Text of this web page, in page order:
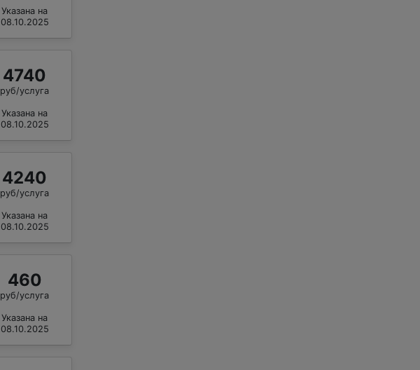
Указана на
08.10.2025
4740
руб/услуга
Указана на
08.10.2025
4240
руб/услуга
Указана на
08.10.2025
460
руб/услуга
Указана на
08.10.2025